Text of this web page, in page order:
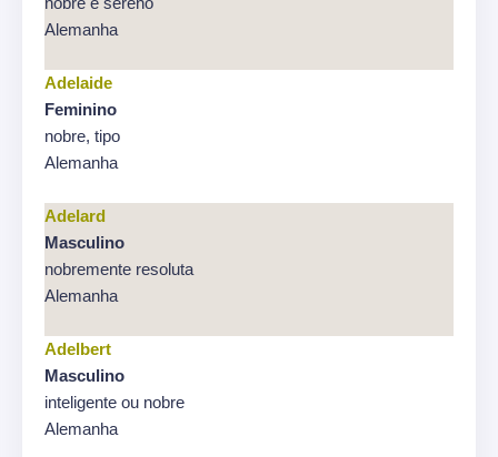
Alemanha
Adelaide
Feminino
nobre, tipo
Alemanha
Adelard
Masculino
nobremente resoluta
Alemanha
Adelbert
Masculino
inteligente ou nobre
Alemanha